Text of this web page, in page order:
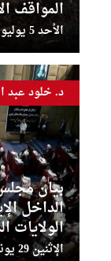
المواقف
الأحد 5 يوليو 2026 - 11:52:31
بيان
الداخل
الولايات
الإثنين 29 يونيو 2026 - 21:11:46
د. خلود عبد